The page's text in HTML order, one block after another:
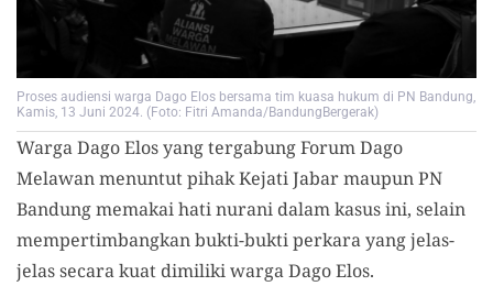
Proses audiensi warga Dago Elos bersama tim kuasa hukum di PN Bandung,
Kamis, 13 Juni 2024. (Foto: Fitri Amanda/BandungBergerak)
Warga Dago Elos yang tergabung Forum Dago
Melawan menuntut pihak Kejati Jabar maupun PN
Bandung memakai hati nurani dalam kasus ini, selain
mempertimbangkan bukti-bukti perkara yang jelas-
jelas secara kuat dimiliki warga Dago Elos.